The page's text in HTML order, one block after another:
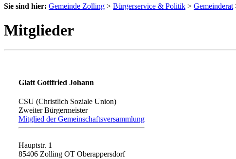
Sie sind hier: Gemeinde Zolling > Bürgerservice & Politik > Gemeinderat
Mitglieder
Glatt Gottfried Johann
CSU (Christlich Soziale Union)
Zweiter Bürgermeister
Mitglied der Gemeinschaftsversammlung
Hauptstr. 1
85406 Zolling OT Oberappersdorf